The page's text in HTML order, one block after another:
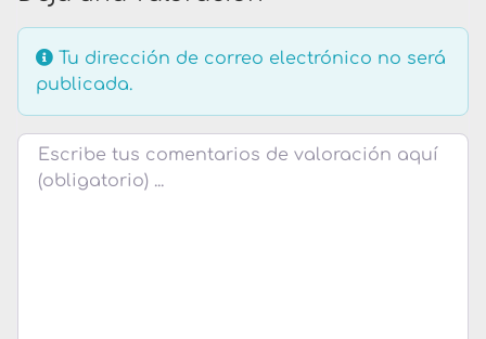
Tu dirección de correo electrónico no será
publicada.
Texto de la reseña